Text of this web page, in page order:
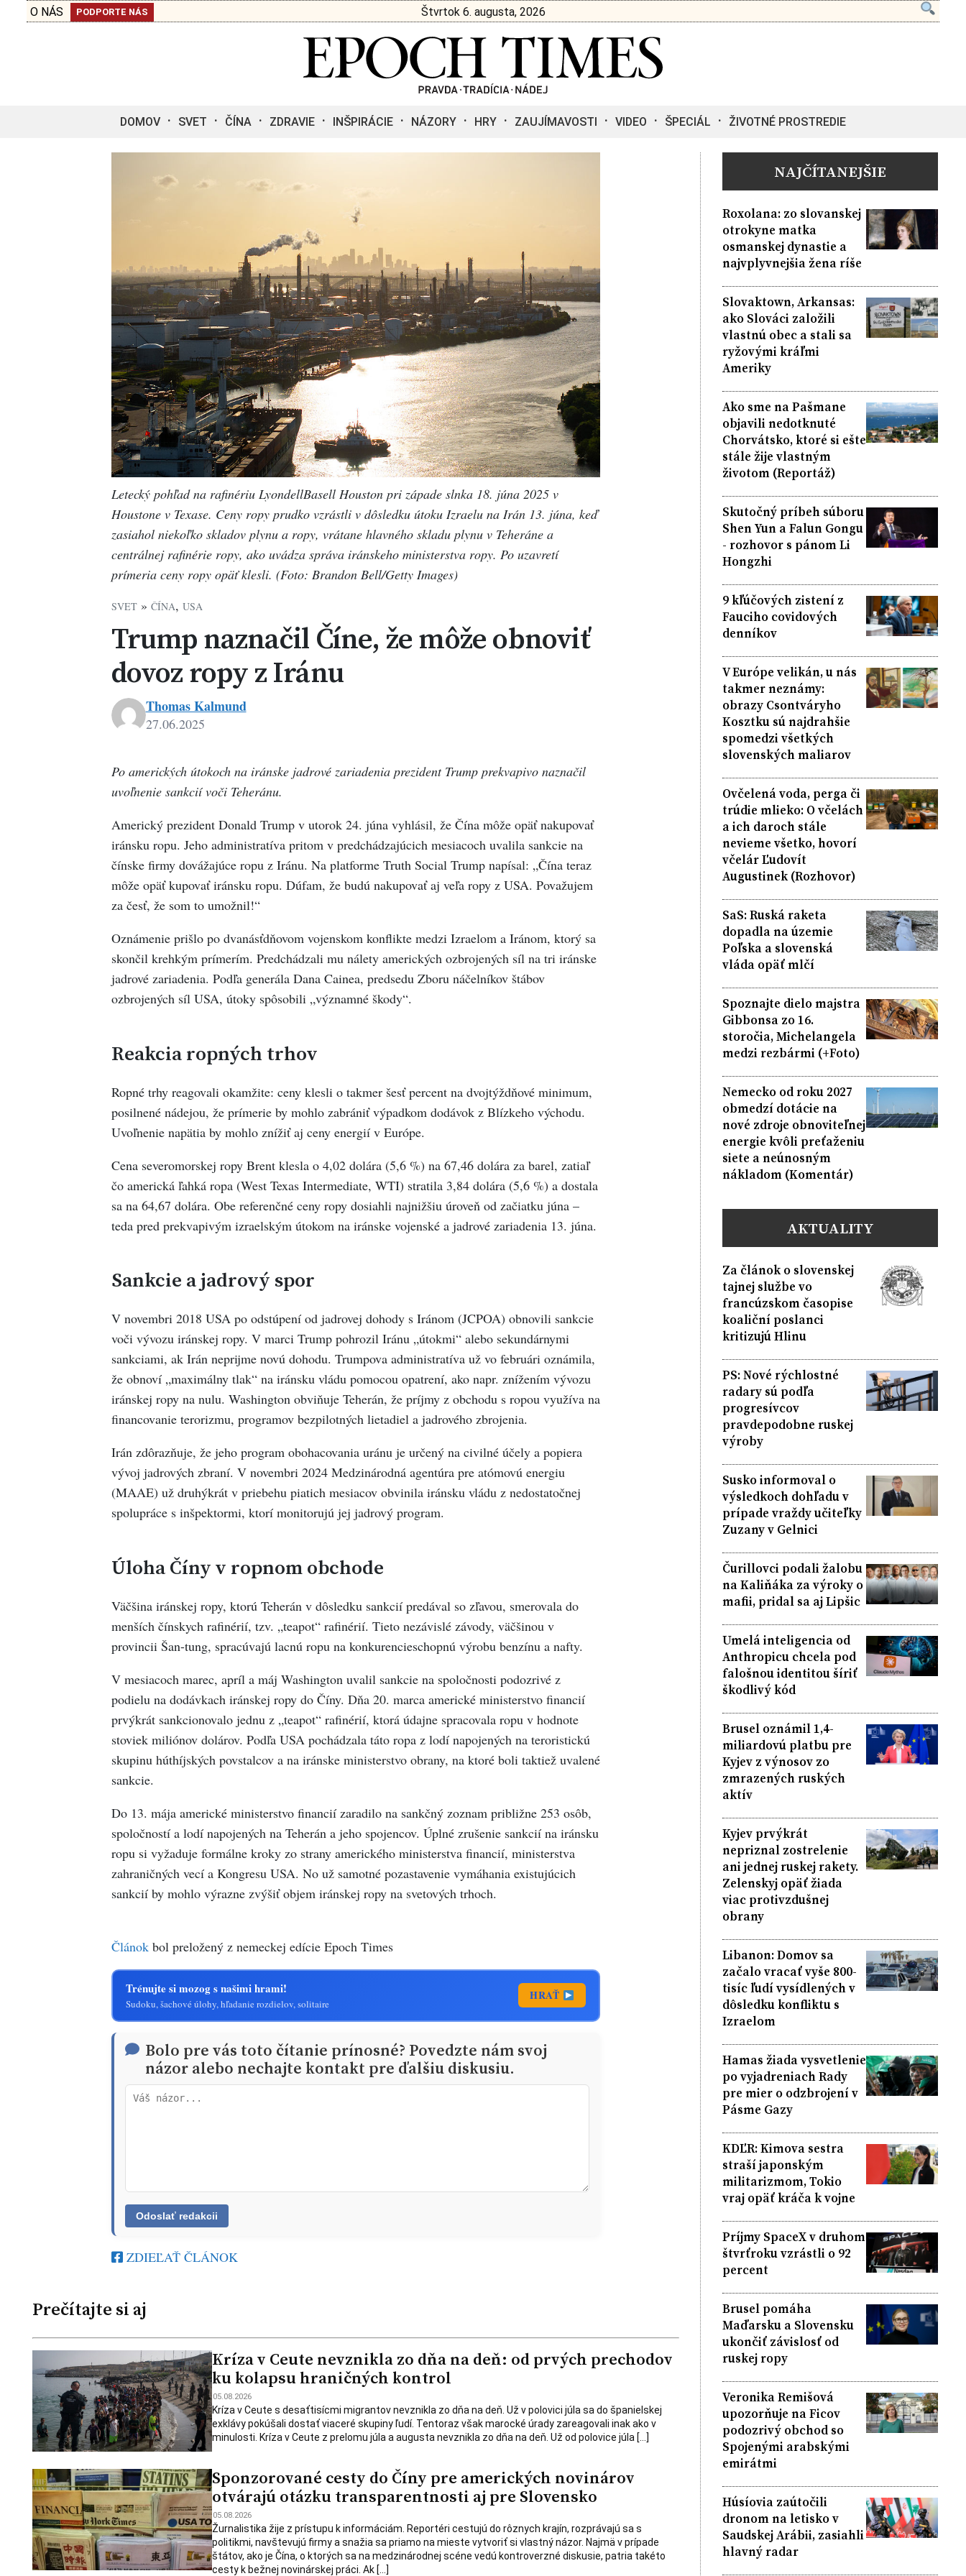
O NÁS PODPORTE NÁS Štvrtok 6. augusta, 2026
DOMOV SVET ČÍNA ZDRAVIE INŠPIRÁCIE NÁZORY HRY ZAUJÍMAVOSTI VIDEO ŠPECIÁL ŽIVOTNÉ PROSTREDIE
Letecký pohľad na rafinériu LyondellBasell Houston pri západe slnka 18. júna 2025 v
Houstone v Texase. Ceny ropy prudko vzrástli v dôsledku útoku Izraelu na Irán 13. júna, keď
zasiahol niekoľko skladov plynu a ropy, vrátane hlavného skladu plynu v Teheráne a
centrálnej rafinérie ropy, ako uvádza správa iránskeho ministerstva ropy. Po uzavretí
prímeria ceny ropy opäť klesli. (Foto: Brandon Bell/Getty Images)
SVET» ČÍNA, USA
Trump naznačil Číne, že môže obnoviť
dovoz ropy z Iránu
Thomas Kalmund
27.06.2025
Po amerických útokoch na iránske jadrové zariadenia prezident Trump prekvapivo naznačil
uvoľnenie sankcií voči Teheránu.
Americký prezident Donald Trump v utorok 24. júna vyhlásil, že Čína môže opäť nakupovať
iránsku ropu. Jeho administratíva pritom v predchádzajúcich mesiacoch uvalila sankcie na
čínske firmy dovážajúce ropu z Iránu. Na platforme Truth Social Trump napísal: „Čína teraz
môže opäť kupovať iránsku ropu. Dúfam, že budú nakupovať aj veľa ropy z USA. Považujem
za česť, že som to umožnil!“
Oznámenie prišlo po dvanásťdňovom vojenskom konflikte medzi Izraelom a Iránom, ktorý sa
skončil krehkým prímerím. Predchádzali mu nálety amerických ozbrojených síl na tri iránske
jadrové zariadenia. Podľa generála Dana Cainea, predsedu Zboru náčelníkov štábov
ozbrojených síl USA, útoky spôsobili „významné škody“.
Reakcia ropných trhov
Ropné trhy reagovali okamžite: ceny klesli o takmer šesť percent na dvojtýždňové minimum,
posilnené nádejou, že prímerie by mohlo zabrániť výpadkom dodávok z Blízkeho východu.
Uvoľnenie napätia by mohlo znížiť aj ceny energií v Európe.
Cena severomorskej ropy Brent klesla o 4,02 dolára (5,6 %) na 67,46 dolára za barel, zatiaľ
čo americká ľahká ropa (West Texas Intermediate, WTI) stratila 3,84 dolára (5,6 %) a dostala
sa na 64,67 dolára. Obe referenčné ceny ropy dosiahli najnižšiu úroveň od začiatku júna –
teda pred prekvapivým izraelským útokom na iránske vojenské a jadrové zariadenia 13. júna.
Sankcie a jadrový spor
V novembri 2018 USA po odstúpení od jadrovej dohody s Iránom (JCPOA) obnovili sankcie
voči vývozu iránskej ropy. V marci Trump pohrozil Iránu „útokmi“ alebo sekundárnymi
sankciami, ak Irán neprijme novú dohodu. Trumpova administratíva už vo februári oznámila,
že obnoví „maximálny tlak“ na iránsku vládu pomocou opatrení, ako napr. znížením vývozu
iránskej ropy na nulu. Washington obviňuje Teherán, že príjmy z obchodu s ropou využíva na
financovanie terorizmu, programov bezpilotných lietadiel a jadrového zbrojenia.
Irán zdôrazňuje, že jeho program obohacovania uránu je určený na civilné účely a popiera
vývoj jadrových zbraní. V novembri 2024 Medzinárodná agentúra pre atómovú energiu
(MAAE) už druhýkrát v priebehu piatich mesiacov obvinila iránsku vládu z nedostatočnej
spolupráce s inšpektormi, ktorí monitorujú jej jadrový program.
Úloha Číny v ropnom obchode
Väčšina iránskej ropy, ktorú Teherán v dôsledku sankcií predával so zľavou, smerovala do
menších čínskych rafinérií, tzv. „teapot“ rafinérií. Tieto nezávislé závody, väčšinou v
provincii Šan-tung, spracúvajú lacnú ropu na konkurencieschopnú výrobu benzínu a nafty.
V mesiacoch marec, apríl a máj Washington uvalil sankcie na spoločnosti podozrivé z
podielu na dodávkach iránskej ropy do Číny. Dňa 20. marca americké ministerstvo financií
prvýkrát sankcionovalo jednu z „teapot“ rafinérií, ktorá údajne spracovala ropu v hodnote
stoviek miliónov dolárov. Podľa USA pochádzala táto ropa z lodí napojených na teroristickú
skupinu húthíjských povstalcov a na iránske ministerstvo obrany, na ktoré boli taktiež uvalené
sankcie.
Do 13. mája americké ministerstvo financií zaradilo na sankčný zoznam približne 253 osôb,
spoločností a lodí napojených na Teherán a jeho spojencov. Úplné zrušenie sankcií na iránsku
ropu si vyžaduje formálne kroky zo strany amerického ministerstva financií, ministerstva
zahraničných vecí a Kongresu USA. No už samotné pozastavenie vymáhania existujúcich
sankcií by mohlo výrazne zvýšiť objem iránskej ropy na svetových trhoch.
Článokbol preložený z nemeckej edície Epoch Times
Trénujte si mozog s našimi hrami!
Sudoku, šachové úlohy, hľadanie rozdielov, solitaire
HRAŤ
Bolo pre vás toto čítanie prínosné? Povedzte nám svoj
názor alebo nechajte kontakt pre ďalšiu diskusiu.
ZDIEĽAŤ ČLÁNOK
Prečítajte si aj
Kríza v Ceute nevznikla zo dňa na deň: od prvých prechodov
ku kolapsu hraničných kontrol
05.08.2026
Kríza v Ceute s desaťtisícmi migrantov nevznikla zo dňa na deň. Už v polovici júla sa do španielskej
exklávy pokúšali dostať viaceré skupiny ľudí. Tentoraz však marocké úrady zareagovali inak ako v
minulosti. Kríza v Ceute z prelomu júla a augusta nevznikla zo dňa na deň. Už od polovice júla […]
Sponzorované cesty do Číny pre amerických novinárov
otvárajú otázku transparentnosti aj pre Slovensko
05.08.2026
Žurnalistika žije z prístupu k informáciám. Reportéri cestujú do rôznych krajín, rozprávajú sa s
politikmi, navštevujú firmy a snažia sa priamo na mieste vytvoriť si vlastný názor. Najmä v prípade
štátov, ako je Čína, o ktorých sa na medzinárodnej scéne vedú kontroverzné diskusie, patria takéto
cesty k bežnej novinárskej práci. Ak […]
NAJČÍTANEJŠIE
Roxolana: zo slovanskej
otrokyne matka
osmanskej dynastie a
najvplyvnejšia žena ríše
Slovaktown, Arkansas:
ako Slováci založili
vlastnú obec a stali sa
ryžovými kráľmi
Ameriky
Ako sme na Pašmane
objavili nedotknuté
Chorvátsko, ktoré si ešte
stále žije vlastným
životom (Reportáž)
Skutočný príbeh súboru
Shen Yun a Falun Gongu
- rozhovor s pánom Li
Hongzhi
9 kľúčových zistení z
Fauciho covidových
denníkov
V Európe velikán, u nás
takmer neznámy:
obrazy Csontváryho
Kosztku sú najdrahšie
spomedzi všetkých
slovenských maliarov
Ovčelená voda, perga či
trúdie mlieko: O včelách
a ich daroch stále
nevieme všetko, hovorí
včelár Ľudovít
Augustinek (Rozhovor)
SaS: Ruská raketa
dopadla na územie
Poľska a slovenská
vláda opäť mlčí
Spoznajte dielo majstra
Gibbonsa zo 16.
storočia, Michelangela
medzi rezbármi (+Foto)
Nemecko od roku 2027
obmedzí dotácie na
nové zdroje obnoviteľnej
energie kvôli preťaženiu
siete a neúnosným
nákladom (Komentár)
AKTUALITY
Za článok o slovenskej
tajnej službe vo
francúzskom časopise
koaliční poslanci
kritizujú Hlinu
PS: Nové rýchlostné
radary sú podľa
progresívcov
pravdepodobne ruskej
výroby
Susko informoval o
výsledkoch dohľadu v
prípade vraždy učiteľky
Zuzany v Gelnici
Čurillovci podali žalobu
na Kaliňáka za výroky o
mafii, pridal sa aj Lipšic
Umelá inteligencia od
Anthropicu chcela pod
falošnou identitou šíriť
škodlivý kód
Brusel oznámil 1,4-
miliardovú platbu pre
Kyjev z výnosov zo
zmrazených ruských
aktív
Kyjev prvýkrát
nepriznal zostrelenie
ani jednej ruskej rakety.
Zelenskyj opäť žiada
viac protivzdušnej
obrany
Libanon: Domov sa
začalo vracať vyše 800-
tisíc ľudí vysídlených v
dôsledku konfliktu s
Izraelom
Hamas žiada vysvetlenie
po vyjadreniach Rady
pre mier o odzbrojení v
Pásme Gazy
KDĽR: Kimova sestra
straší japonským
militarizmom, Tokio
vraj opäť kráča k vojne
Príjmy SpaceX v druhom
štvrťroku vzrástli o 92
percent
Brusel pomáha
Maďarsku a Slovensku
ukončiť závislosť od
ruskej ropy
Veronika Remišová
upozorňuje na Ficov
podozrivý obchod so
Spojenými arabskými
emirátmi
Húsíovia zaútočili
dronom na letisko v
Saudskej Arábii, zasiahli
hlavný radar